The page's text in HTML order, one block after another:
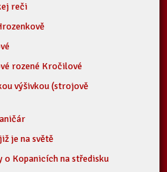
reči
rozené Kročilové
výšivkou (strojově
je na světě
o Kopanicích na středisku